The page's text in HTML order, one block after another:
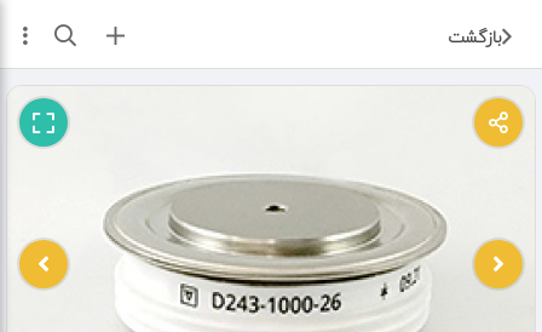
بازگشت ثبت آگهی